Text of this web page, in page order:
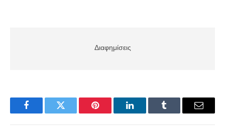
Διαφημίσεις
FacebookTwitter Pinterest LinkedInTumblr Email